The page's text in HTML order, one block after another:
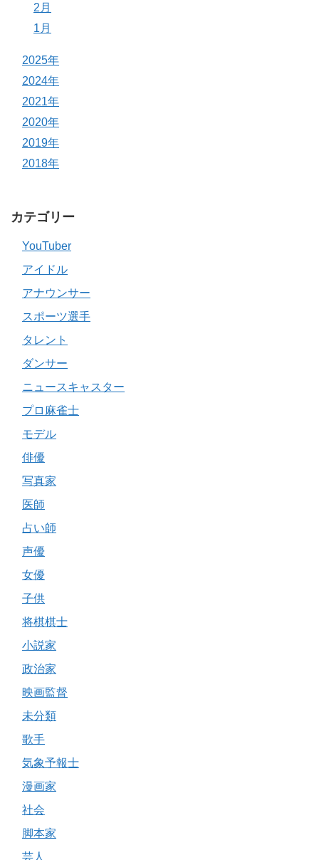
2月
1月
2025年
2024年
2021年
2020年
2019年
2018年
カテゴリー
YouTuber
アイドル
アナウンサー
スポーツ選手
タレント
ダンサー
ニュースキャスター
プロ麻雀士
モデル
俳優
写真家
医師
占い師
声優
女優
子供
将棋棋士
小説家
政治家
映画監督
未分類
歌手
気象予報士
漫画家
社会
脚本家
芸人